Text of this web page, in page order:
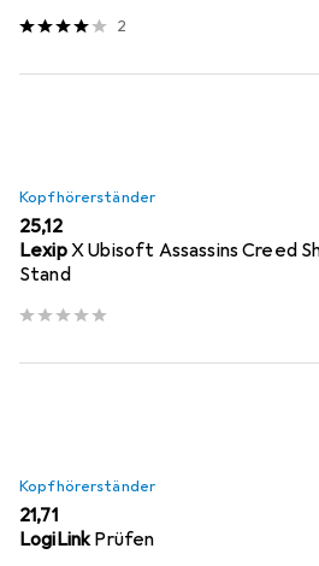
2
Kopfhörerständer
EUR
25,12
LexipX Ubisoft Assassins Creed
Stand
Kopfhörerständer
EUR
21,71
LogiLinkPrüfen